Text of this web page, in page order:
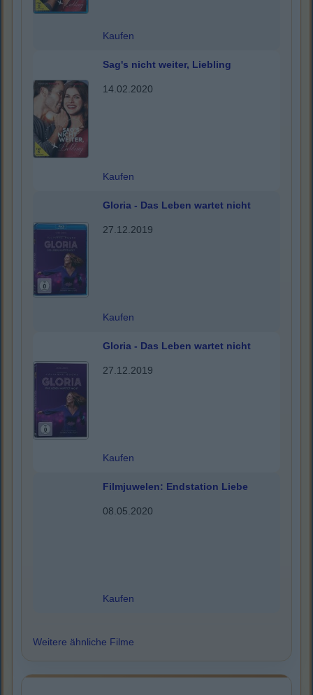
Kaufen
Sag's nicht weiter, Liebling
14.02.2020
Kaufen
Gloria - Das Leben wartet nicht
27.12.2019
Kaufen
Gloria - Das Leben wartet nicht
27.12.2019
Kaufen
Filmjuwelen: Endstation Liebe
08.05.2020
Kaufen
Weitere ähnliche Filme